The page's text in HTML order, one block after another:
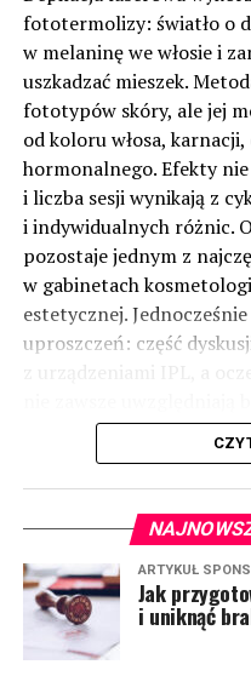
fototermolizy: światło o
w melaninę we włosie i
uszkadzać mieszek.
fototypów skóry, ale jej
od koloru włosa, karnacji,
hormonalnego. Efekty
i liczba sesji wynikają z
i indywidualnych różnic.
pozostaje jednym z
w gabinetach
estetycznej.
uproszczeń: część
uporządkowano
technologia, kiedy ma
w praktyce.(więcej…)
ARTYKUŁ
Jak
i uniknąć